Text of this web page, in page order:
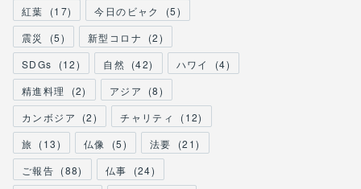
紅葉
(17) 今日のビャク (5)
震災
(5) 新型コロナ (2)
SDGs
(12) 自然 (42) ハワイ (4)
精進料理
(2) アジア (8)
カンボジア
(2) チャリティ (12)
旅
(13) 仏像 (5) 法要 (21)
ご報告 (88) 仏事 (24)